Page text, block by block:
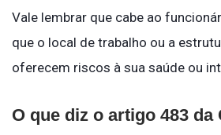
Vale lembrar que cabe ao
que o local de trabalho ou a
oferecem riscos à sua saúde ou
O que diz o artigo 483 da